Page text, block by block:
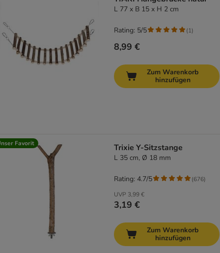
L 77 x B 15 x H 2 cm
8,99 €
Rating: 5/5 (1)
Zum Warenkorb
hinzufügen
Favorit Trixie Y-Sitzstange
L 35 cm, Ø 18 mm
UVP 3,99 €
3,19 €
Rating: 4.7/5 (676)
Zum Warenkorb
hinzufügen